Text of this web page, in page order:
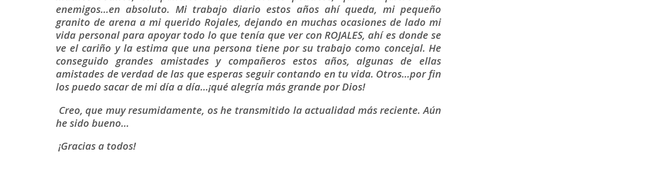
enemigos…en absoluto. Mi trabajo diario estos años ahí queda, mi pequeño
granito de arena a mi querido Rojales, dejando en muchas ocasiones de lado mi
vida personal para apoyar todo lo que tenía que ver con ROJALES, ahí es donde se
ve el cariño y la estima que una persona tiene por su trabajo como concejal. He
conseguido grandes amistades y compañeros estos años, algunas de ellas
amistades de verdad de las que esperas seguir contando en tu vida. Otros…por fin
los puedo sacar de mi día a día…¡qué alegría más grande por Dios!
Creo, que muy resumidamente, os he transmitido la actualidad más reciente. Aún
he sido bueno…
¡Gracias a todos!